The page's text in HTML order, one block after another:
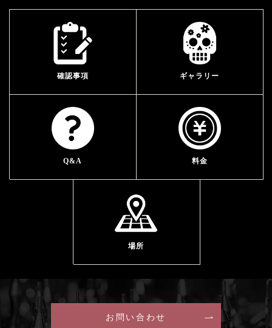
確認事項 ギャラリー
Q&A 料金
場所
お問い合わせ